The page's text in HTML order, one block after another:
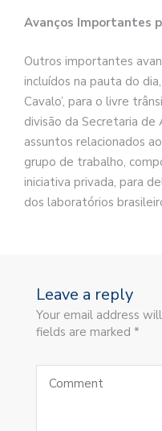
Avanços Importantes
Outros importantes
incluídos na pauta do
Cavalo’, para o livre
divisão da Secretaria
assuntos relacionados
grupo de trabalho,
iniciativa privada, para
dos laboratórios
Leave a reply
Your email address
fields are marked *